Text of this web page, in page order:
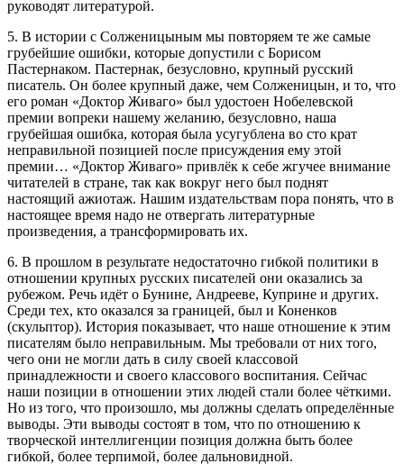
руководят литературой.
5. В истории с Солженицыным мы повторяем те же самые
грубейшие ошибки, которые допустили с Борисом
Пастернаком. Пастернак, безусловно, крупный русский
писатель. Он более крупный даже, чем Солженицын, и то, что
его роман «Доктор Живаго» был удостоен Нобелевской
премии вопреки нашему желанию, безусловно, наша
грубейшая ошибка, которая была усугублена во сто крат
неправильной позицией после присуждения ему этой
премии… «Доктор Живаго» привлёк к себе жгучее внимание
читателей в стране, так как вокруг него был поднят
настоящий ажиотаж. Нашим издательствам пора понять, что в
настоящее время надо не отвергать литературные
произведения, а трансформировать их.
6. В прошлом в результате недостаточно гибкой политики в
отношении крупных русских писателей они оказались за
рубежом. Речь идёт о Бунине, Андрееве, Куприне и других.
Среди тех, кто оказался за границей, был и Коненков
(скульптор). История показывает, что наше отношение к этим
писателям было неправильным. Мы требовали от них того,
чего они не могли дать в силу своей классовой
принадлежности и своего классового воспитания. Сейчас
наши позиции в отношении этих людей стали более чёткими.
Но из того, что произошло, мы должны сделать определённые
выводы. Эти выводы состоят в том, что по отношению к
творческой интеллигенции позиция должна быть более
гибкой, более терпимой, более дальновидной.